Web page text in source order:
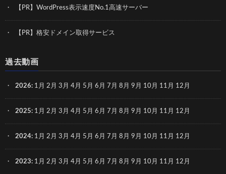
【PR】WordPress表示速度No.1高速サーバー
【PR】格安ドメイン取得サービス
過去動画
2026: 1月 2月 3月 4月 5月 6月 7月 8月 9月 10月 11月 12月
2025: 1月 2月 3月 4月 5月 6月 7月 8月 9月 10月 11月 12月
2024: 1月 2月 3月 4月 5月 6月 7月 8月 9月 10月 11月 12月
2023: 1月 2月 3月 4月 5月 6月 7月 8月 9月 10月 11月 12月